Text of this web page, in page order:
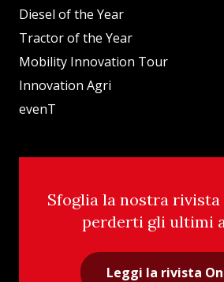
Diesel of the Year
Tractor of the Year
Mobility Innovation Tour
Innovation Agri
evenT
Sfoglia la nostra rivista
perderti gli ultimi
Leggi la rivista